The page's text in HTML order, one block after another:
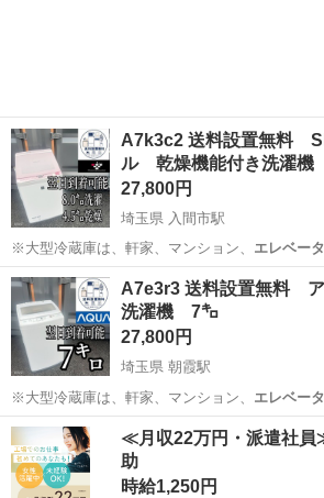
A7k3c2 送料設置無料
ル 乾燥機能付き洗濯
27,800円
埼玉県 入間市駅
※大型冷蔵庫は、軒家、マンション、 エレベー
は対応できますが…
埼玉 入間市 入間市駅 生活家電 シ
A7e3r3 送料設置無料
洗濯機 7㌔
27,800円
埼玉県 朝霞駅
※大型冷蔵庫は、軒家、マンション、 エレベー
は対応できますが…
埼玉 朝霞市 朝霞駅 生活家電 ショ
≪月収22万円・派遣社員
助
時給1,250円